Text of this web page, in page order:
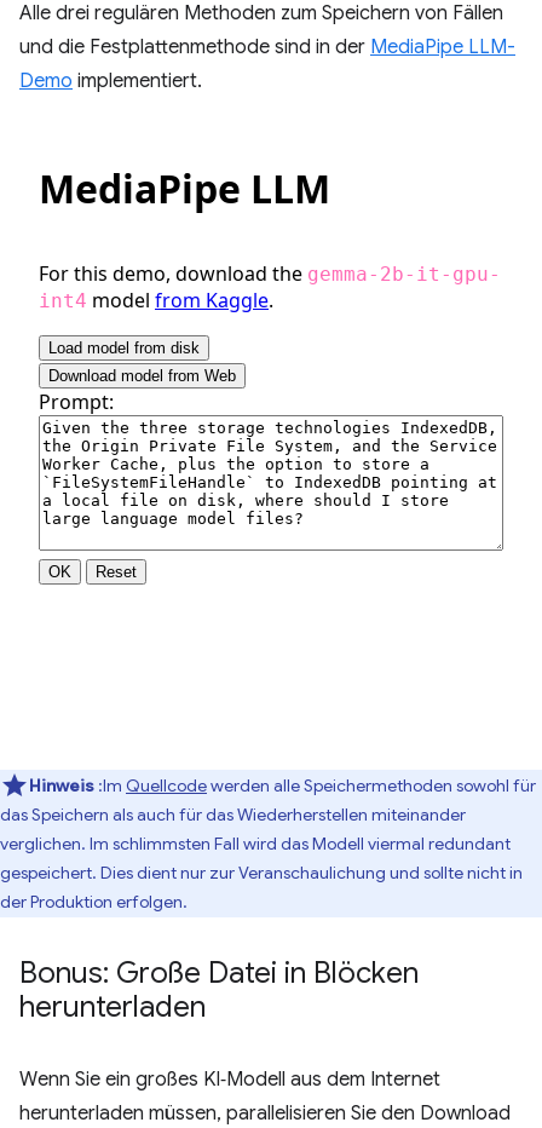
Alle drei regulären Methoden zum Speichern von Fällen
und die Festplattenmethode sind in der MediaPipe LLM-
Demo implementiert.
Hinweis :Im Quellcodewerden alle Speichermethoden sowohl für
das Speichern als auch für das Wiederherstellen miteinander
verglichen. Im schlimmsten Fall wird das Modell viermal redundant
gespeichert. Dies dient nur zur Veranschaulichung und sollte nicht in
der Produktion erfolgen.
Bonus: Große Datei in Blöcken
herunterladen
Wenn Sie ein großes KI‑Modell aus dem Internet
herunterladen müssen, parallelisieren Sie den Download